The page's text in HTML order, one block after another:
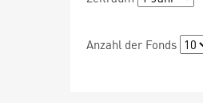
Anzahl der Fonds